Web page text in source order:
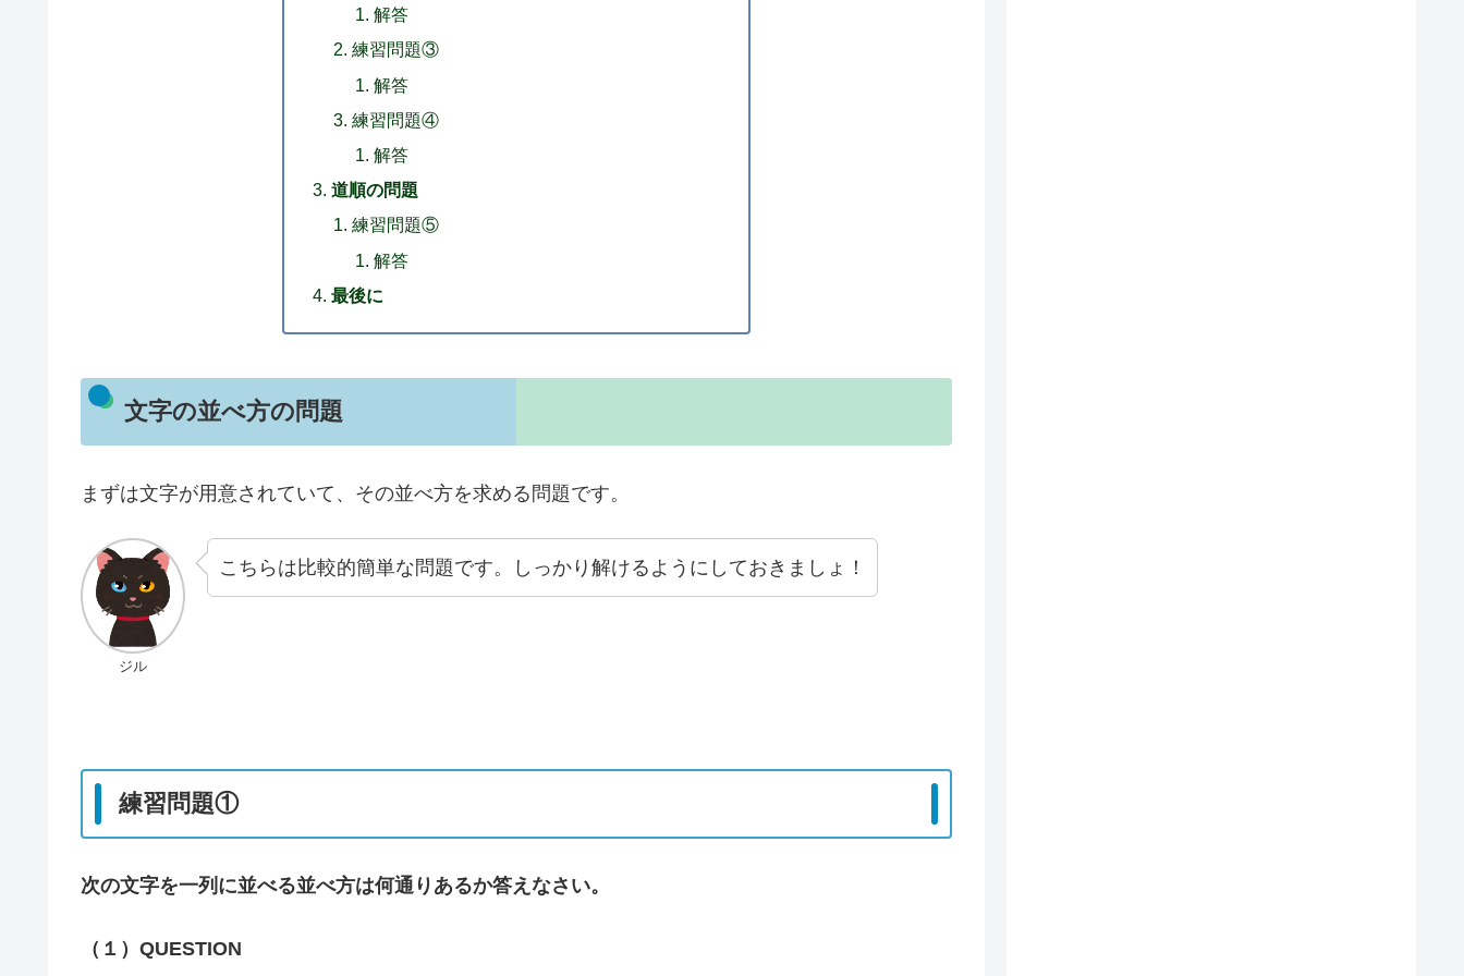
解答
練習問題③
解答
練習問題④
解答
道順の問題
練習問題⑤
解答
最後に
文字の並べ方の問題
まずは文字が用意されていて、その並べ方を求める問題です。
ジル
こちらは比較的簡単な問題です。しっかり解けるようにしておきましょ！
練習問題①
次の文字を一列に並べる並べ方は何通りあるか答えなさい。
（１）QUESTION